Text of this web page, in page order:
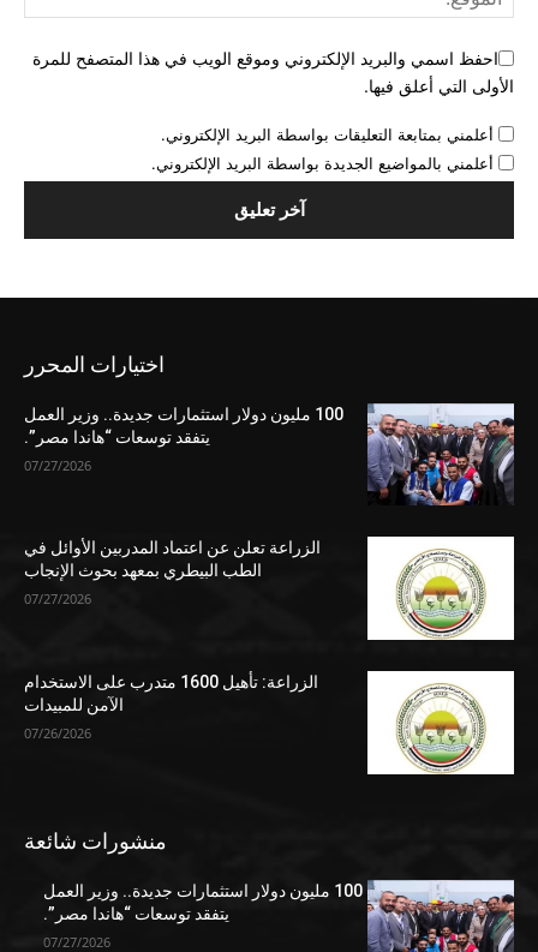
احفظ اسمي والبريد الإلكتروني وموقع الويب في هذا المتصفح للمرة
الأولى التي أعلق فيها.
أعلمني بمتابعة التعليقات بواسطة البريد الإلكتروني.
أعلمني بالمواضيع الجديدة بواسطة البريد الإلكتروني.
اختيارات المحرر
100 مليون دولار استثمارات جديدة.. وزير العمل
يتفقد توسعات “هاندا مصر”.
07/27/2026
الزراعة تعلن عن اعتماد المدربين الأوائل في
الطب البيطري بمعهد بحوث الإنجاب
07/27/2026
الزراعة: تأهيل 1600 متدرب على الاستخدام
الآمن للمبيدات
07/26/2026
منشورات شائعة
100 مليون دولار استثمارات جديدة.. وزير العمل
يتفقد توسعات “هاندا مصر”.
07/27/2026